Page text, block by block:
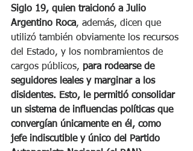
Siglo 19, quien traicionó a Julio
Argentino Roca, además, dicen que
utilizó también obviamente los recursos
del Estado, y los nombramientos de
cargos públicos, para rodearse de
seguidores leales y marginar a los
disidentes. Esto, le permitió consolidar
un sistema de influencias políticas que
convergían únicamente en él, como
jefe indiscutible y único del Partido